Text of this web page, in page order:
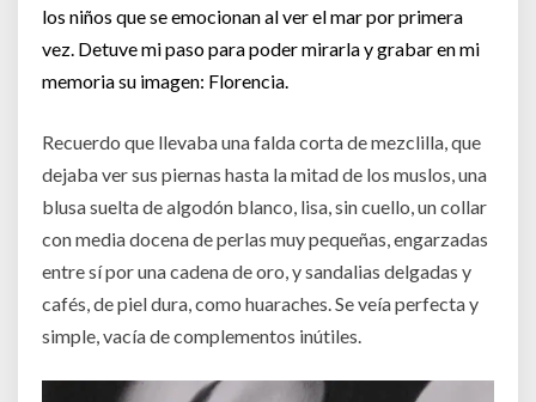
los niños que se emocionan al ver el mar por primera
vez. Detuve mi paso para poder mirarla y grabar en mi
memoria su imagen: Florencia.
Recuerdo que llevaba una falda corta de mezclilla, que
dejaba ver sus piernas hasta la mitad de los muslos, una
blusa suelta de algodón blanco, lisa, sin cuello, un collar
con media docena de perlas muy pequeñas, engarzadas
entre sí por una cadena de oro, y sandalias delgadas y
cafés, de piel dura, como huaraches. Se veía perfecta y
simple, vacía de complementos inútiles.